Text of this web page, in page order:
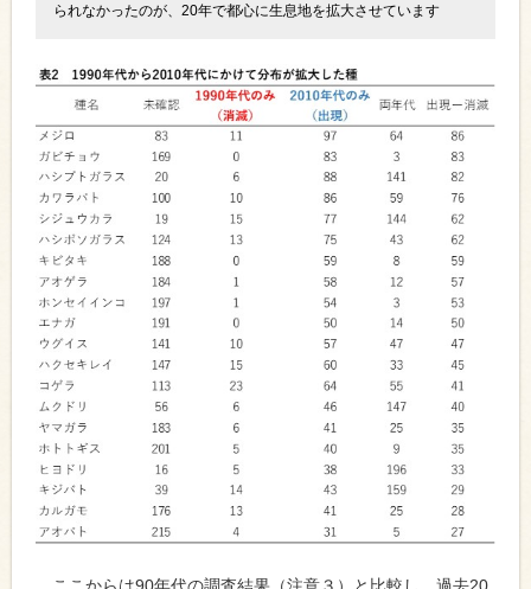
られなかったのが、20年で都心に生息地を拡大させています
ここからは90年代の調査結果（注意３）と比較し、過去20